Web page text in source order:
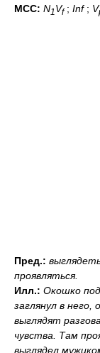
МСС: N1 Vf; Inf; V
Пред.:
проявляться.
Илл.: Окошко
заглянул в него,
выглядят
чувства. Там
выглядел